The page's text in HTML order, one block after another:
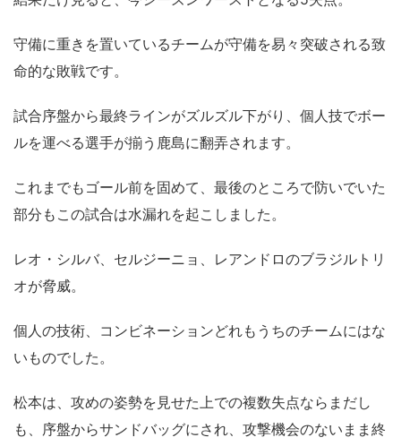
守備に重きを置いているチームが守備を易々突破される致
命的な敗戦です。
試合序盤から最終ラインがズルズル下がり、個人技でボー
ルを運べる選手が揃う鹿島に翻弄されます。
これまでもゴール前を固めて、最後のところで防いでいた
部分もこの試合は水漏れを起こしました。
レオ・シルバ、セルジーニョ、レアンドロのブラジルトリ
オが脅威。
個人の技術、コンビネーションどれもうちのチームにはな
いものでした。
松本は、攻めの姿勢を見せた上での複数失点ならまだし
も、序盤からサンドバッグにされ、攻撃機会のないまま終